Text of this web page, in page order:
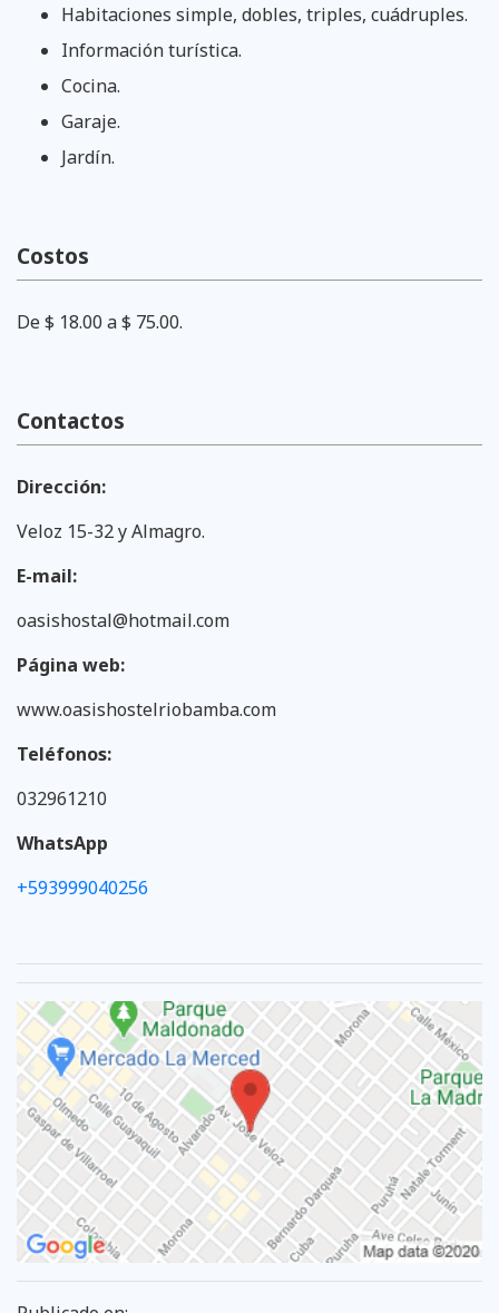
Habitaciones simple, dobles, triples, cuádruples.
Información turística.
Cocina.
Garaje.
Jardín.
Costos
De $ 18.00 a $ 75.00.
Contactos
Dirección:
Veloz 15-32 y Almagro.
E-mail:
oasishostal@hotmail.com
Página web:
www.oasishostelriobamba.com
Teléfonos:
032961210
WhatsApp
+593999040256